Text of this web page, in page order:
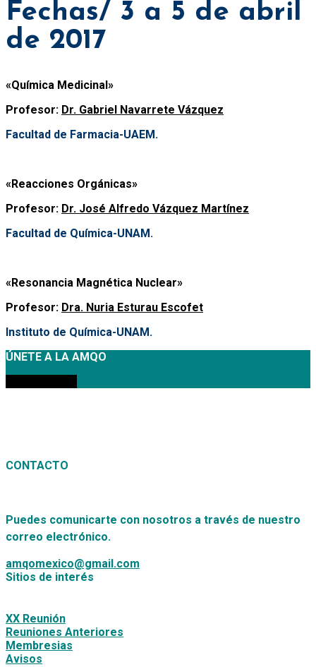
Fechas/ 3 a 5 de abril
de 2017
«Química Medicinal»
Profesor: Dr. Gabriel Navarrete Vázquez
Facultad de Farmacia-UAEM.
«Reacciones Orgánicas»
Profesor: Dr. José Alfredo Vázquez Martínez
Facultad de Química-UNAM.
«Resonancia Magnética Nuclear»
Profesor: Dra. Nuria Esturau Escofet
Instituto de Química-UNAM.
ÚNETE A LA AMQO
CONTACTO
Puedes comunicarte con nosotros a través de nuestro
correo electrónico.
amqomexico@gmail.com
Sitios de interés
XX Reunión
Reuniones Anteriores
Membresias
Avisos